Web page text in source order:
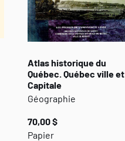
Atlas historique du
Québec. Québec ville et
Capitale
Géographie
70,00 $
Papier